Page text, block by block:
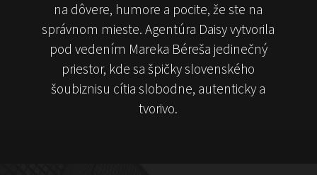
ČekyPOINT
Show program
Marián Čekovský
na dôvere, humore a pocite, že ste na
správnom mieste. Agentúra Daisy vytvorila
pod vedením Mareka Béreša jedinečný
priestor, kde sa špičky slovenského
šoubiznisu cítia slobodne, autenticky a
tvorivo.